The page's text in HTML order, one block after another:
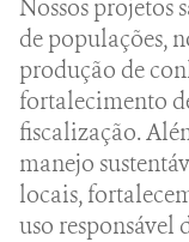
Nossos projetos
de populações,
produção de
fortalecimento
fiscalização.
manejo
locais,
uso responsável